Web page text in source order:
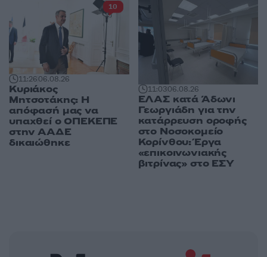
11:2606.08.26
Κυριάκος
Μητσοτάκης: Η
απόφασή μας να
υπαχθεί ο ΟΠΕΚΕΠΕ
στην ΑΑΔΕ
δικαιώθηκε
10
11:0306.08.26
ΕΛΑΣ κατά Άδωνι
Γεωργιάδη για την
κατάρρευση οροφής
στο Νοσοκομείο
Κορίνθου: Έργα
«επικοινωνιακής
βιτρίνας» στο ΕΣΥ